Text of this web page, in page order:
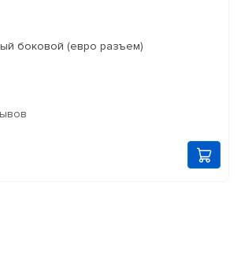
боковой (евро разъем)